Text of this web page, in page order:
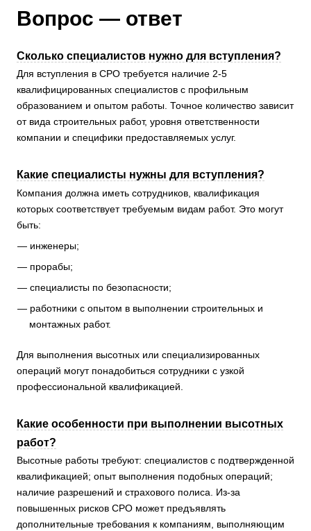
Вопрос — ответ
Сколько специалистов нужно для вступления?
Для вступления в СРО требуется наличие 2-5
квалифицированных специалистов с профильным
образованием и опытом работы. Точное количество зависит
от вида строительных работ, уровня ответственности
компании и специфики предоставляемых услуг.
Какие специалисты нужны для вступления?
Компания должна иметь сотрудников, квалификация
которых соответствует требуемым видам работ. Это могут
быть:
инженеры;
прорабы;
специалисты по безопасности;
работники с опытом в выполнении строительных и
монтажных работ.
Для выполнения высотных или специализированных
операций могут понадобиться сотрудники с узкой
профессиональной квалификацией.
Какие особенности при выполнении высотных
работ?
Высотные работы требуют: специалистов с подтвержденной
квалификацией; опыт выполнения подобных операций;
наличие разрешений и страхового полиса. Из-за
повышенных рисков СРО может предъявлять
дополнительные требования к компаниям, выполняющим